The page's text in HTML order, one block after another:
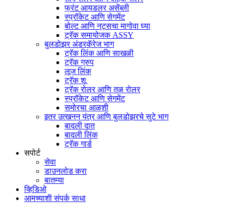
फ्रंट आयडलर असेंब्ली
स्प्रॉकेट आणि सेगमेंट
बोल्ट आणि नट्सचा मागोवा घ्या
ट्रॅक समायोजक ASSY
बुलडोझर अंडरकॅरेज भाग
ट्रॅक लिंक आणि साखळी
ट्रॅक ग्रुप
लूज लिंक
ट्रॅक शू
ट्रॅक रोलर आणि तळ रोलर
स्प्रॉकेट आणि सेगमेंट
समोरचा आळशी
इतर उत्खनन यंत्र आणि बुलडोझरचे सुटे भाग
बादली दात
बादली लिंक
ट्रॅक गार्ड
सपोर्ट
सेवा
डाउनलोड करा
बातम्या
व्हिडिओ
आमच्याशी संपर्क साधा